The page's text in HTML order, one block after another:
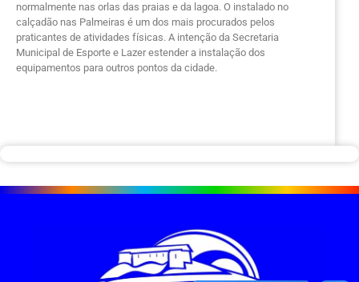
normalmente nas orlas das praias e da lagoa. O instalado no
calçadão nas Palmeiras é um dos mais procurados pelos
praticantes de atividades físicas. A intenção da Secretaria
Municipal de Esporte e Lazer estender a instalação dos
equipamentos para outros pontos da cidade.